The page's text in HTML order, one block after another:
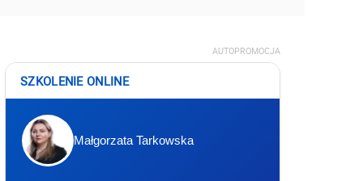
AUTOPROMOCJA
SZKOLENIE ONLINE
Małgorzata Tarkowska